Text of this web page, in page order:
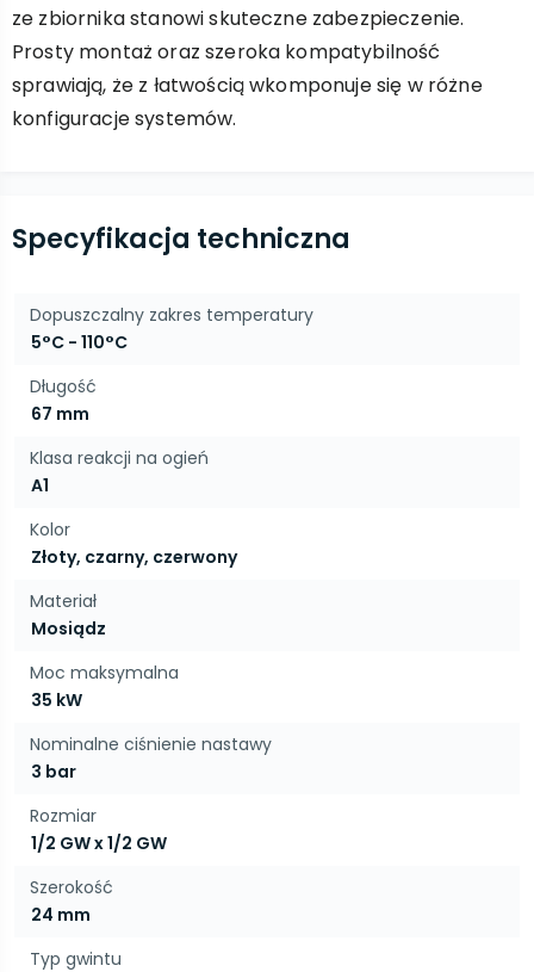
ze zbiornika stanowi skuteczne zabezpieczenie.
Prosty montaż oraz szeroka kompatybilność
sprawiają, że z łatwością wkomponuje się w różne
konfiguracje systemów.
Specyfikacja techniczna
Dopuszczalny zakres temperatury
5°C - 110°C
Długość
67 mm
Klasa reakcji na ogień
A1
Kolor
Złoty, czarny, czerwony
Materiał
Mosiądz
Moc maksymalna
35 kW
Nominalne ciśnienie nastawy
3 bar
Rozmiar
1/2 GW x 1/2 GW
Szerokość
24 mm
Typ gwintu